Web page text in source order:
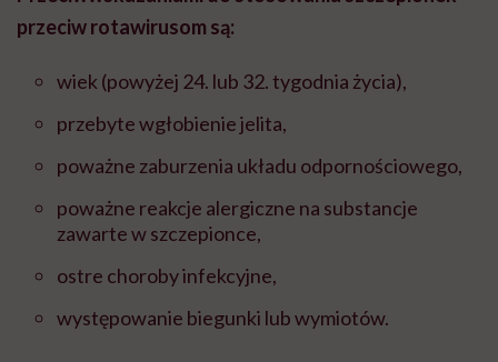
przeciw rotawirusom są:
wiek (powyżej 24. lub 32. tygodnia życia),
przebyte wgłobienie jelita,
poważne zaburzenia układu odpornościowego,
poważne reakcje alergiczne na substancje
zawarte w szczepionce,
ostre choroby infekcyjne,
występowanie biegunki lub wymiotów.